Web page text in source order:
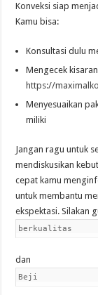
Konveksi siap
Kamu bisa:
Konsultasi dulu
Mengecek
https://
Menyesuaikan
miliki
Jangan ragu untuk
mendiskusikan
cepat kamu
untuk membantu
ekspektasi. Silakan
berkualitas
dan
Beji